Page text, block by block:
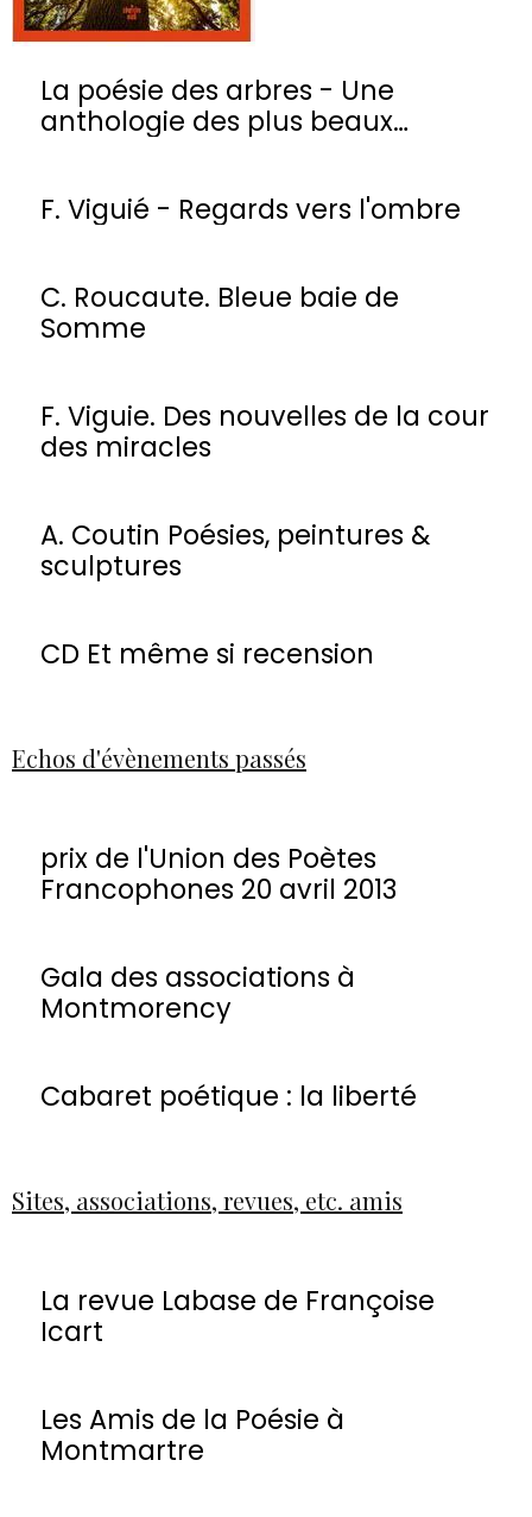
La poésie des arbres - Une
anthologie des plus beaux
F. Viguié - Regards vers l'ombre
C. Roucaute. Bleue baie de
Somme
F. Viguie. Des nouvelles de la cour
des miracles
A. Coutin Poésies, peintures &
sculptures
CD Et même si recension
Echos d'évènements passés
prix de l'Union des Poètes
Francophones 20 avril 2013
Gala des associations à
Montmorency
Cabaret poétique : la liberté
Sites, associations, revues, etc. amis
La revue Labase de Françoise
Icart
Les Amis de la Poésie à
Montmartre